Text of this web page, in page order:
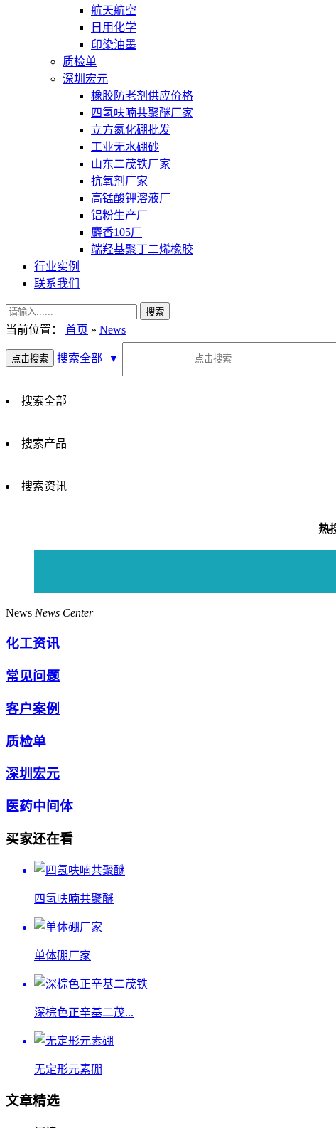
航天航空
日用化学
印染油墨
质检单
深圳宏元
橡胶防老剂供应价格
四氢呋喃共聚醚厂家
立方氮化硼批发
工业无水硼砂
山东二茂铁厂家
抗氧剂厂家
高锰酸钾溶液厂
铝粉生产厂
麝香105厂
端羟基聚丁二烯橡胶
行业实例
联系我们
当前位置： 首页 » News
搜索全部 ▼
搜索全部
搜索产品
搜索资讯
热
News News Center
化工资讯
常见问题
客户案例
质检单
深圳宏元
医药中间体
买家还在看
四氢呋喃共聚醚
单体硼厂家
深棕色正辛基二茂...
无定形元素硼
文章精选